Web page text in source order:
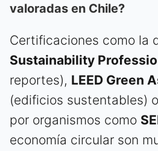
valoradas en Chile?
Certificaciones como la
Sustainability
reportes), LEED Green
(edificios sustentables)
por organismos como
economía circular son